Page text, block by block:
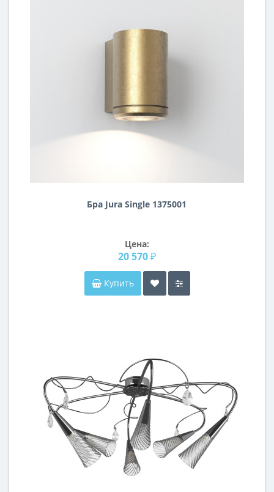
Бра Jura Single 1375001
Цена:
20 570 ₽
Купить